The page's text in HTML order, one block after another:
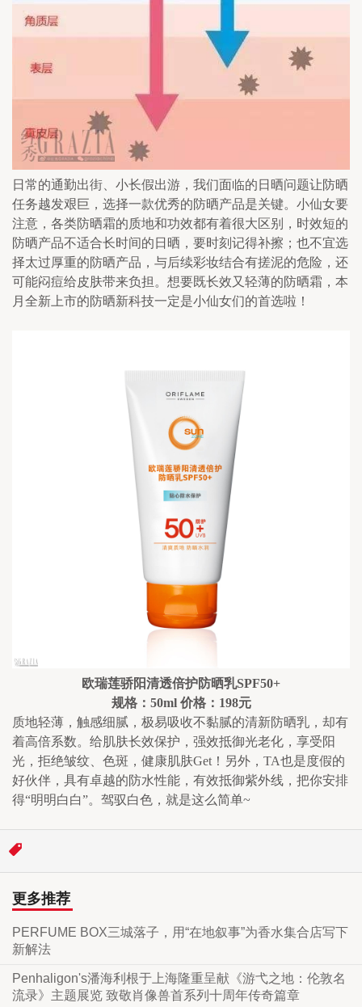
日常的通勤出街、小长假出游，我们面临的日晒问题让防晒
任务越发艰巨，选择一款优秀的防晒产品是关键。小仙女要
注意，各类防晒霜的质地和功效都有着很大区别，时效短的
防晒产品不适合长时间的日晒，要时刻记得补擦；也不宜选
择太过厚重的防晒产品，与后续彩妆结合有搓泥的危险，还
可能闷痘给皮肤带来负担。想要既长效又轻薄的防晒霜，本
月全新上市的防晒新科技一定是小仙女们的首选啦！
欧瑞莲骄阳清透倍护防晒乳SPF50+
规格：50ml 价格：198元
质地轻薄，触感细腻，极易吸收不黏腻的清新防晒乳，却有
着高倍系数。给肌肤长效保护，强效抵御光老化，享受阳
光，拒绝皱纹、色斑，健康肌肤Get！另外，TA也是度假的
好伙伴，具有卓越的防水性能，有效抵御紫外线，把你安排
得“明明白白”。驾驭白色，就是这么简单~
更多推荐
PERFUME BOX三城落子，用“在地叙事”为香水集合店写下
新解法
Penhaligon's潘海利根于上海隆重呈献《游弋之地：伦敦名
流录》主题展览 致敬肖像兽首系列十周年传奇篇章